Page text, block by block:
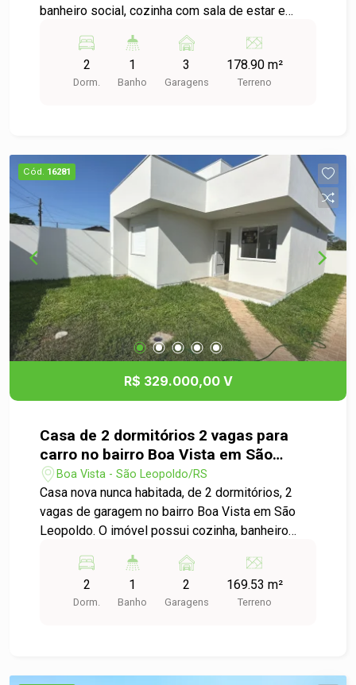
banheiro social, cozinha com sala de estar e
nos fundos do imóvel, espaço para ampliar o
imóvel ou fazer perolado com churrasqueira e
piscina.
2
Dorm.
1
Banho
3
Garagens
178.90 m²
Terreno
Cód. 16281
R$ 329.000,00 V
Casa de 2 dormitórios 2 vagas para
carro no bairro Boa Vista em São
Leopoldo
Boa Vista - São Leopoldo/RS
Casa nova nunca habitada, de 2 dormitórios, 2
vagas de garagem no bairro Boa Vista em São
Leopoldo. O imóvel possui cozinha, banheiro
de serviço separada, sala de estar e jantar
integradas com a cozinha. Pátio na frente e nos
fundos do imóvel, na parte dos fundos tem a
2
Dorm.
1
Banho
2
Garagens
169.53 m²
Terreno